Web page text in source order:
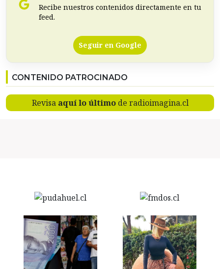
Recibe nuestros contenidos directamente en tu
feed.
Seguir en Google
CONTENIDO PATROCINADO
Revisa aquí lo últimode radioimagina.cl